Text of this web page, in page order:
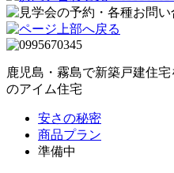
鹿児島・霧島で新築戸建住
のアイム住宅
安さの秘密
商品プラン
準備中